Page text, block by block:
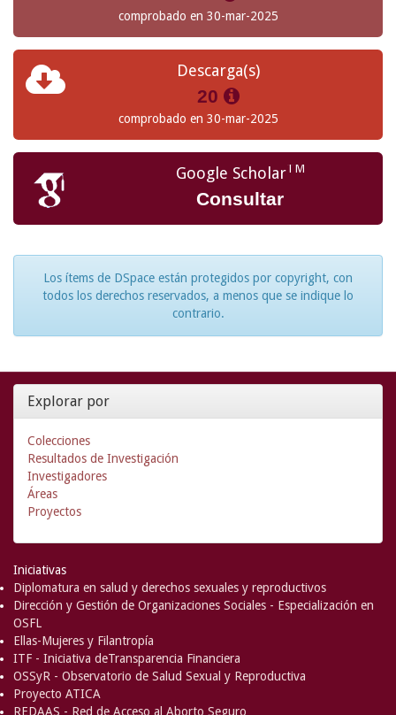
comprobado en 30-mar-2025
Descarga(s)
20
comprobado en 30-mar-2025
Google ScholarTM
Consultar
Los ítems de DSpace están protegidos por copyright, con
todos los derechos reservados, a menos que se indique lo
contrario.
Explorar por
Colecciones
Resultados de Investigación
Investigadores
Áreas
Proyectos
Iniciativas
Diplomatura en salud y derechos sexuales y reproductivos
Dirección y Gestión de Organizaciones Sociales - Especialización en
OSFL
Ellas-Mujeres y Filantropía
ITF - Iniciativa deTransparencia Financiera
OSSyR - Observatorio de Salud Sexual y Reproductiva
Proyecto ATICA
REDAAS - Red de Acceso al Aborto Seguro